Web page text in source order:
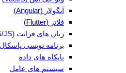
آنگولار (Angular)
فلاتر (Flutter)
زبان های فرانت (HTML/CSS/JS)
برنامه نویسی
پایکاه های داده
سیستم های عامل